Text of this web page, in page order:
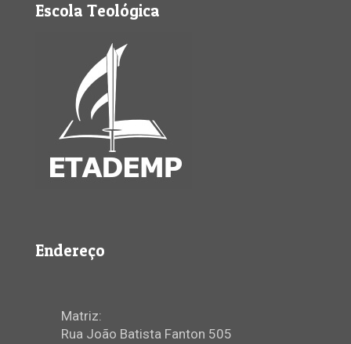
Escola Teológica
Endereço
Matriz:
Rua João Batista Fanton 505